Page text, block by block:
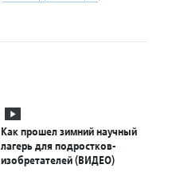
Как прошел зимний научный
лагерь для подростков-
изобретателей (ВИДЕО)